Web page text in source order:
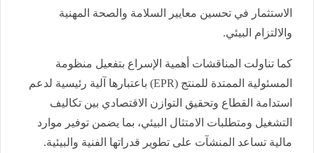
الاستثمار في تحسين معايير السلامة والصحة المهنية
والالتزام البيئي.
كما تناولت المناقشات أهمية الإسراع بتفعيل منظومة
المسئولية الممتدة للمنتج (EPR) باعتبارها آلية رئيسية لدعم
استدامة القطاع وتحقيق التوازن الاقتصادي بين تكاليف
التشغيل ومتطلبات الامتثال البيئي، بما يضمن توفير موارد
مالية تساعد المنشآت على تطوير قدراتها الفنية والبيئية.